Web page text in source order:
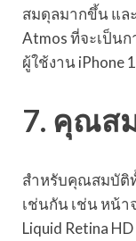
สมดุลมากขึ้น แล
Atmos ที่จะเป็น
ผู้ใช้งาน iPhone
7. คุณส
สำหรับคุณสมบัติ
เช่นกัน เช่น หน้า
Liquid Retina